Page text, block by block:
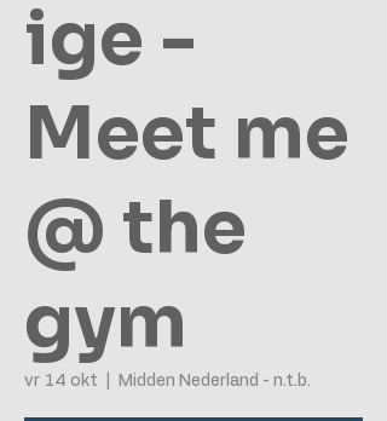
ige -
Meet me
@ the
gym
vr 14 okt Midden Nederland - n.t.b.